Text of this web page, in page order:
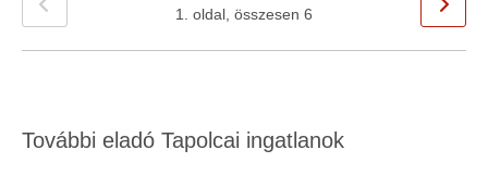
1. oldal, összesen 6
További eladó Tapolcai ingatlanok